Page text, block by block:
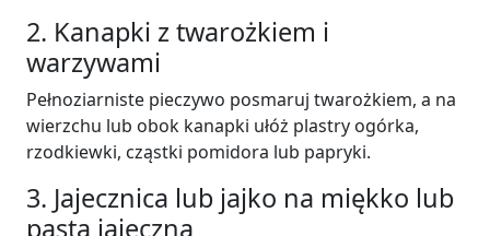
2. Kanapki z twarożkiem i
warzywami
Pełnoziarniste pieczywo posmaruj twarożkiem, a na
wierzchu lub obok kanapki ułóż plastry ogórka,
rzodkiewki, cząstki pomidora lub papryki.
3. Jajecznica lub jajko na miękko lub
pasta jajeczna